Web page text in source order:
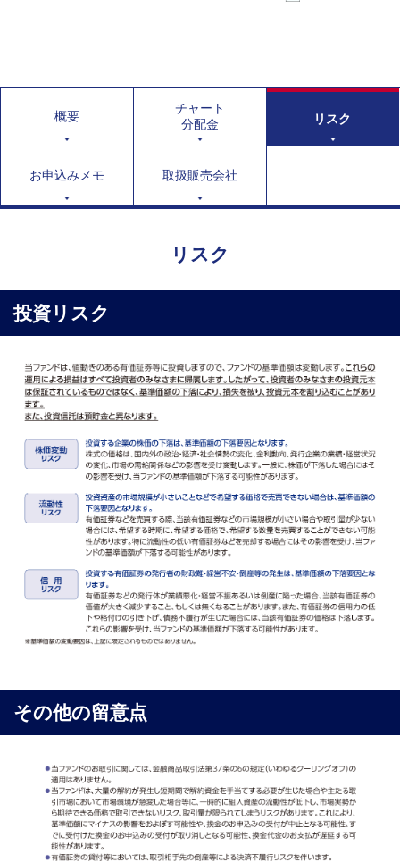
概要
チャート
分配金
リスク
お申込みメモ 取扱販売会社
リスク
投資リスク
その他の留意点